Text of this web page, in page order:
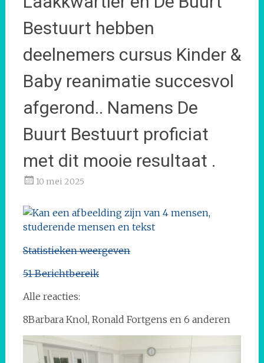
Bestuurt hebben
deelnemers cursus Kinder &
Baby reanimatie succesvol
afgerond.. Namens De
Buurt Bestuurt proficiat
met dit mooie resultaat .
10 mei 2025
Statistieken weergeven
51 Berichtbereik
Alle reacties:
8Barbara Knol, Ronald Fortgens en 6 anderen